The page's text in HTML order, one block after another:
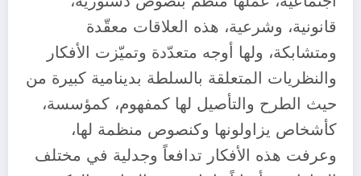
قانونية، وشرعية، هذه العلاقات معقّدة
ومتشابكة، ولها أوجه متعدّدة وتميّزت الأفكار
والنظريات المتعلقة بالسلطة بدينامية كبيرة من
حيث الطرح والتأصيل لها كمفهوم، كمؤسسة،
كأشخاص يزاولونها وكنصوص منظمة لها،
وعرفت هذه الأفكار تدافعاً وجدلية في مختلف